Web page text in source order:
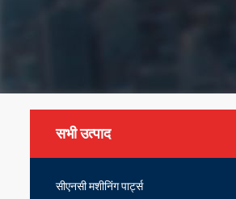
सभी उत्पाद
सीएनसी मशीनिंग पार्ट्स